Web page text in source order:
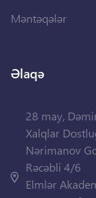
Məntəqələr
Əlaqə
28 may,
Xalqlar
Nərimanov
Rəcəbli 4/6
Elmlər